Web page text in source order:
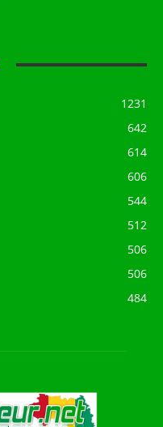
1231
642
614
606
544
512
506
506
484